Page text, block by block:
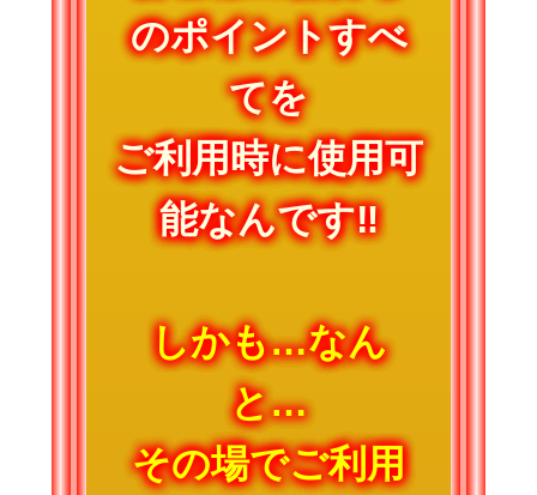
のポイントすべ
てを
ご利用時に使用可
能なんです‼
しかも…なん
と…
その場でご利用